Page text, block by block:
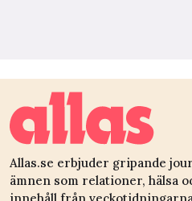
Allas.se erbjuder gripande
ämnen som relationer, hälsa